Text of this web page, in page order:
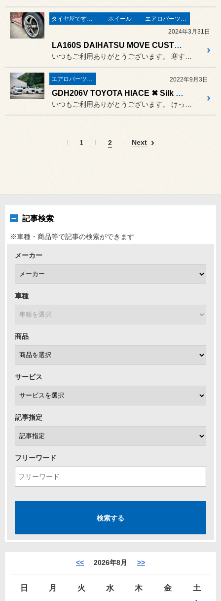
タイヤ屋です。「本業」のタイヤ ホイール
エアロパーツとかエクステリア
2024年3月31日
LA160S DAIHATSU MOVE CUSTOM ✖ POTENZA Adrenalin RE004 ✖ VOLK RACING TE37 KCR PROGRESSIVE MODEL
エアロパーツとかエクステリア 2022年9月3日
GDH206V TOYOTA HIACE ✖ Silk Blaze SIDE EFECT
1 2 Next
記事検索
※車種・商品等で記事の検索ができます
メーカー
車種
商品
サービス
記事指定
フリーワード
<< 2026年8月 >>
日 月 火 水 木 金
土